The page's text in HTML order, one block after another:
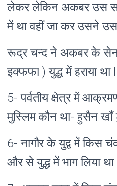
लेकर लेकिन अकबर उस
में था वहीं जा कर उसने
रूद्र चन्द ने अकबर के
इक्फफा) युद्ध में हराया था l
5- पर्वतीय क्षेत्र में
मुस्लिम कौन था- हुसैन खाँ
6- नागौर के युद्व में किस
और से युद्ध में भाग लिया